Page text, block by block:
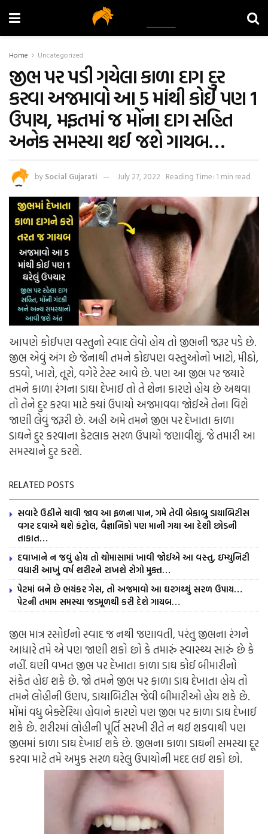
Home Uncategorized
જીભ પર પડી ગયેલા કાળા દાગ દુર
કરવા અજમાવો આ 5 માંથી કોઈ પણ 1
ઉપાય, મફતમાં જ મોંના દાગ સહિત
અનેક સમસ્યા થઈ જશે ગાયબ…
by Social Gujarati July 27, 2022 Reading Time: 1 min read
આપણે કોઈપણ વસ્તુનો સ્વાદ લેવો હોય તો જીભની જરૂર પડે છે.
જીભ એવું અંગ છે જેનાથી તમને કોઇપણ વસ્તુઓનો ખાટો, મીઠો,
કડવો, ખારો, તૂરો, વગેરે ટેસ્ટ આવે છે. પણ આ જીભ પર જયારે
તમને કાળા રંગના ડાઘા દેખાઈ તો તે શેના કારણે હોય છે અથવા
તો તેને દુર કરવા માટે ક્યાં ઉપાયો અજમાવવા જોઈએ તેના વિશે
જાણી લેવું જરૂરી છે. અહી અમે તમને જીભ પર દેખાતા કાળા
ડાઘને દુર કરવાના કેટલાક સરળ ઉપાયો જણાવીશું. જે તમારી આ
સમસ્યાને દુર કરશે.
RELATED POSTS
સવારે ઉઠીને ચાવી જાવ આ ફળના પાન, ગમે તેવી બેકાબુ ડાયાબિટીસ
વગર દવાએ થશે કંટ્રોલ, વૈજ્ઞાનિકો પણ માની ગયા આ દેશી છોડની
તાકાત…
દવાખાને ન જવું હોય તો ચોમાસામાં ખાવી જોઈએ આ વસ્તુ, ઇમ્યુનિટી
વધારી આખું વર્ષ શરીરને રાખશે રોગો મુક્ત…
પેટમાં બને છે ભયંકર ગેસ, તો અજમાવો આ ઘરગથ્થું સરળ ઉપાય…
પેટની તમામ સમસ્યા જડમૂળથી કરી દેશે ગાયબ…
જીભ માત્ર રસોઈનો સ્વાદ જ નથી જણાવતી, પરંતુ જીભના રંગને
આધારે તમે એ પણ જાણી શકો છો કે તમારું સ્વાસ્થ્ય સારું છે કે
નહીં. ઘણી વખત જીભ પર દેખાતા કાળા ડાઘ કોઈ બીમારીનો
સંકેત હોઇ શકે છે. જો તમને જીભ પર કાળા ડાઘ દેખાતા હોય તો
તમને લોહીની ઉણપ, ડાયાબિટીસ જેવી બીમારીઓ હોય શકે છે.
મોંમાં વધુ બેક્ટેરિયા હોવાને કારણે પણ જીભ પર કાળા ડાઘ દેખાઈ
શકે છે. શરીરમાં લોહીની પૂર્તિ સરખી રીતે ન થઈ શકવાથી પણ
જીભમાં કાળા ડાઘ દેખાઈ શકે છે. જીભના કાળા ડાઘની સમસ્યા દૂર
કરવા માટે તમે અમુક સરળ ઘરેલુ ઉપાયોની મદદ લઈ શકો છો.